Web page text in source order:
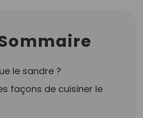
le sandre ?
façons de cuisiner le